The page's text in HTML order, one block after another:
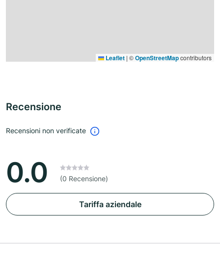
Leaflet | ©OpenStreetMapcontributors
Recensione
Recensioni non verificate
0.0 (0 Recensione)
Tariffa aziendale